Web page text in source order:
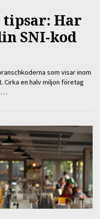
Har
SNI-kod
som visar inom
en halv miljon företag
…